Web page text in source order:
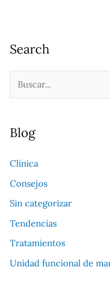
Search
c
a
o
r
:
Blog
Clínica
Consejos
Sin categorizar
Tendencias
Tratamientos
Unidad funcional de